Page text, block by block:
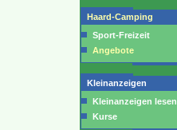
Haard-Camping
Sport-Freizeit
Angebote
Kleinanzeigen
Kleinanzeigen lesen
Kurse